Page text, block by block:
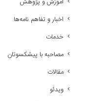
اخبار و تفاهم نامه‌ها
خدمات
مصاحبه با پیشکسوتان
مقالات
ویدئو